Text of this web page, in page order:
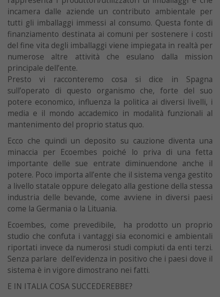
incamera dalle aziende un contributo ambientale per
tutti gli imballaggi immessi al consumo. Questa fonte di
finanziamento destinata ai comuni per sostenere i costi
del fine vita degli imballaggi viene impiegata in realtà per
numerose altre attività che esulano dalla mission
principale dell’ente.
Presto vi racconteremo cosa si dice in Spagna
sull’operato di questo organismo che, forte del suo
potere economico, influenza la politica ai diversi livelli, i
media e il mondo accademico in modalità funzionali al
mantenimento del proprio status quo.
Ecco che quindi un deposito su cauzione diventa una
minaccia per Ecoembes poiché lo priva di una fetta
importante delle sue entrate diminuendone anche il
potere. Poco importa all’ente che il sistema venga gestito
a livello statale oppure delegato alla gestione della stessa
industria delle bevande, come avviene in diversi paesi
come la Germania o la Lituania.
Ecoembes, come prevedibile, ha prodotto un proprio
studio che confuta i vantaggi sia economici e ambientali
riportati invece da numerosi studi compiuti da enti terzi.
Senza parlare dell’evidenza in positivo che i paesi dove il
sistema è in vigore dimostrano nei fatti.
E IN ITALIA COSA SUCCEDEREBBE?